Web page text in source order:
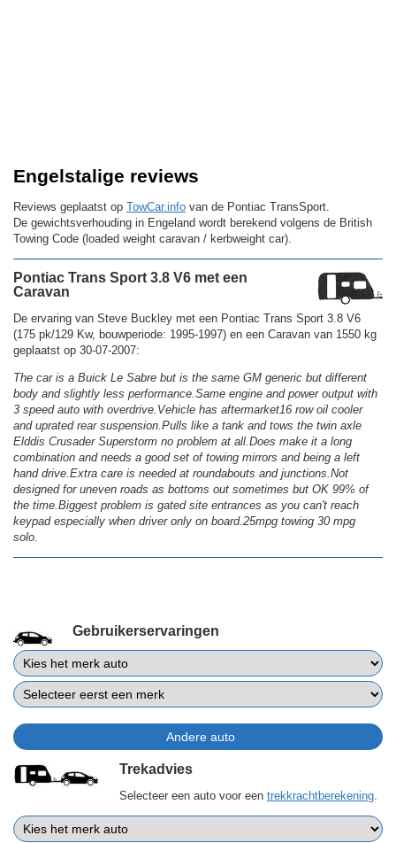
Engelstalige reviews
Reviews geplaatst op TowCar.info van de Pontiac TransSport.
De gewichtsverhouding in Engeland wordt berekend volgens de British
Towing Code (loaded weight caravan / kerbweight car).
Pontiac Trans Sport 3.8 V6 met een
Caravan
De ervaring van Steve Buckley met een Pontiac Trans Sport 3.8 V6
(175 pk/129 Kw, bouwperiode: 1995-1997) en een Caravan van 1550 kg
geplaatst op 30-07-2007:
The car is a Buick Le Sabre but is the same GM generic but different
body and slightly less performance.Same engine and power output with
3 speed auto with overdrive.Vehicle has aftermarket16 row oil cooler
and uprated rear suspension.Pulls like a tank and tows the twin axle
Elddis Crusader Superstorm no problem at all.Does make it a long
combination and needs a good set of towing mirrors and being a left
hand drive.Extra care is needed at roundabouts and junctions.Not
designed for uneven roads as bottoms out sometimes but OK 99% of
the time.Biggest problem is gated site entrances as you can't reach
keypad especially when driver only on board.25mpg towing 30 mpg
solo.
Gebruikerservaringen
Trekadvies
Selecteer een auto voor een trekkrachtberekening